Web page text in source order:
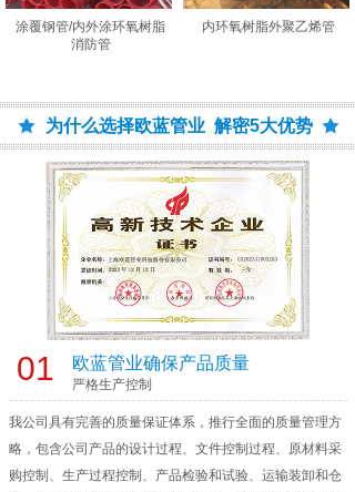
涂覆钢管/内外涂环氧树脂
消防管
内环氧树脂外聚乙烯管
为什么选择欧蓝管业 解密5大优势
欧蓝管业确保产品质量
严格生产控制
01
我公司具有完善的质量保证体系，推行全面的质量管理方
略，包含公司产品的设计过程、文件控制过程、原材料采
购控制、生产过程控制、产品检验和试验、运输装卸和仓